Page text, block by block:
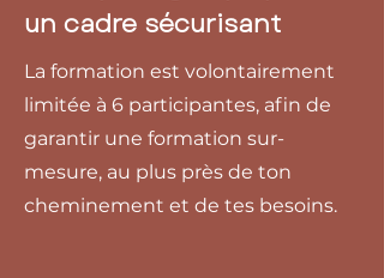
un cadre sécurisant
La formation est volontairement
limitée à 6 participantes, afin de
garantir une formation sur-
mesure, au plus près de ton
cheminement et de tes besoins.